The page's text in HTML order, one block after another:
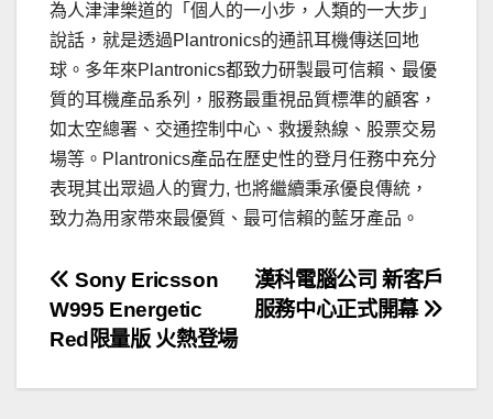
為人津津樂道的「個人的一小步，人類的一大步」
說話，就是透過Plantronics的通訊耳機傳送回地
球。多年來Plantronics都致力研製最可信賴、最優
質的耳機產品系列，服務最重視品質標準的顧客，
如太空總署、交通控制中心、救援熱線、股票交易
場等。Plantronics產品在歷史性的登月任務中充分
表現其出眾過人的實力, 也將繼續秉承優良傳統，
致力為用家帶來最優質、最可信賴的藍牙產品。
文
章
導
漢科電腦公司 新客戶
服務中心正式開幕
Sony Ericsson
W995 Energetic
Red限量版 火熱登場